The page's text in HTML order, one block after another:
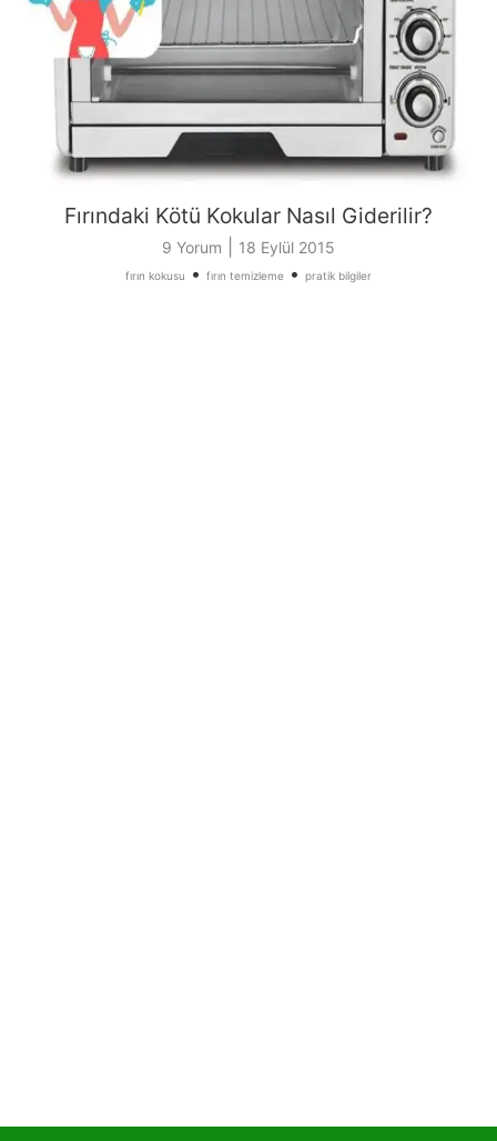
Fırındaki Kötü Kokular Nasıl Giderilir?
9 Yorum 18 Eylül 2015
fırın kokusu • fırın temizleme • pratik bilgiler